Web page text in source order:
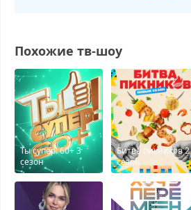
Похожие тв-шоу
Ты супер! 60+ 3
сезон
Битва пикников 2
сезон